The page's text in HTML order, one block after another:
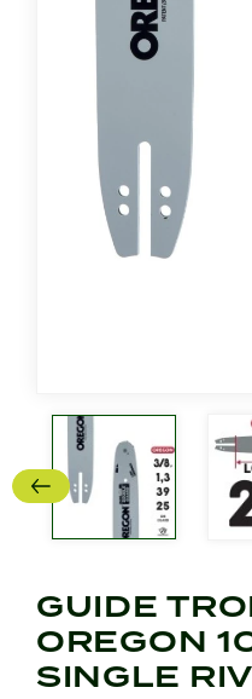
GUIDE
OREGON
SINGLE